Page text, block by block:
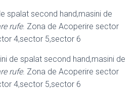
spalat second hand,masini de
rufe. Zona de Acoperire sector
4,sector 5,sector 6
de spalat second hand,masini de
rufe. Zona de Acoperire sector
4,sector 5,sector 6